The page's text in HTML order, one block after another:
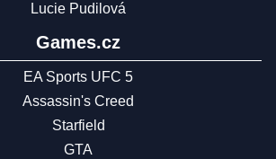
Lucie Pudilová
Games.cz
EA Sports UFC 5
Assassin's Creed
Starfield
GTA